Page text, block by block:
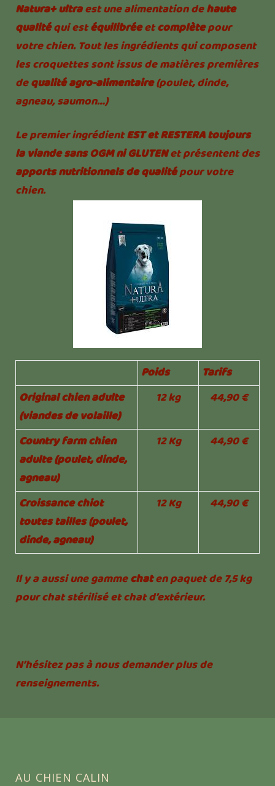
Natura+ ultraest une alimentation dehaute
qualitéqui estéquilibréeetcomplètepour
votre chien. Tout les ingrédients qui composent
les croquettes sont issus de matières premières
dequalité agro-alimentaire(poulet, dinde,
agneau, saumon…)
Le premier ingrédientEST et RESTERA toujours
la viande sans OGM ni GLUTENet présentent des
apports nutritionnels de qualitépour votre
chien.
Poids
Tarifs
Original chien adulte
(viandes de volaille)
12 kg 44,90 €
Country farm chien
adulte (poulet, dinde,
agneau)
12 Kg 44,90 €
Croissance chiot
toutes tailles (poulet,
dinde, agneau)
12 Kg 44,90 €
Il y a aussi une gammechaten paquet de 7,5 kg
pour chat stérilisé et chat d’extérieur.
N’hésitez pas à nous demander plus de
renseignements.
AU CHIEN CALIN